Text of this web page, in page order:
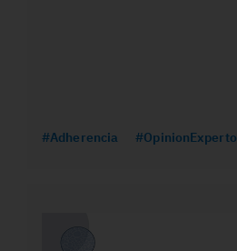
#Adherencia #OpinionExperto